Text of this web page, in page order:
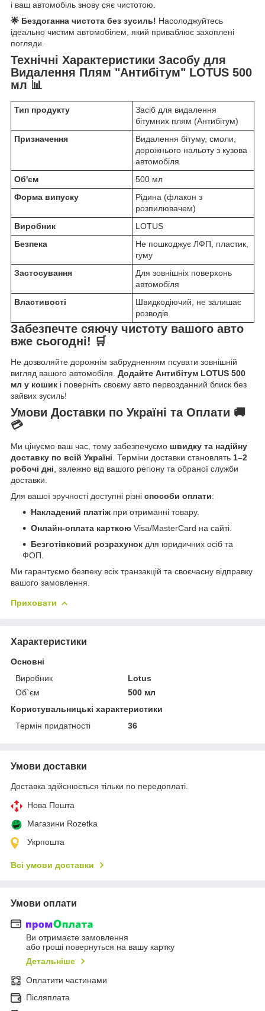
і ваш автомобіль знову сяє чистотою.
🌟 Бездоганна чистота без зусиль! Насолоджуйтесь
ідеально чистим автомобілем, який приваблює захоплені
погляди.
Технічні Характеристики Засобу для
Видалення Плям "Антибітум" LOTUS 500
мл 📊
Тип продукту
Засіб для видалення
бітумних плям (Антибітум)
Призначення
Видалення бітуму, смоли,
дорожнього нальоту з кузова
автомобіля
Об'єм
500 мл
Форма випуску
Рідина (флакон з
розпилювачем)
Виробник
LOTUS
Безпека
Не пошкоджує ЛФП, пластик,
гуму
Застосування
Для зовнішніх поверхонь
автомобіля
Властивості
Швидкодіючий, не залишає
розводів
Забезпечте сяючу чистоту вашого авто
вже сьогодні! 🛒
Не дозволяйте дорожнім забрудненням псувати зовнішній
вигляд вашого автомобіля. Додайте Антибітум LOTUS 500
мл у кошик і поверніть своєму авто первозданний блиск без
зайвих зусиль!
Умови Доставки по Україні та Оплати 🚚
💳
Ми цінуємо ваш час, тому забезпечуємо швидку та надійну
доставку по всій Україні . Терміни доставки становлять 1–2
робочі дні , залежно від вашого регіону та обраної служби
доставки.
Для вашої зручності доступні різні способи оплати:
Накладений платіж при отриманні товару.
Онлайн-оплата карткою Visa/MasterCard на сайті.
Безготівковий розрахунок для юридичних осіб та
ФОП.
Ми гарантуємо безпеку всіх транзакцій та своєчасну відправку
вашого замовлення.
Приховати
Характеристики
Основні
Виробник
Lotus
Об`єм
500 мл
Користувальницькі характеристики
Термін придатності
36
Умови доставки
Доставка здійснюється тільки по передоплаті.
Нова Пошта
Магазини Rozetka
Укрпошта
Всі умови доставки
Умови оплати
Ви отримаєте замовлення
або гроші повернуться на вашу картку
Детальніше
Оплатити частинами
Післяплата